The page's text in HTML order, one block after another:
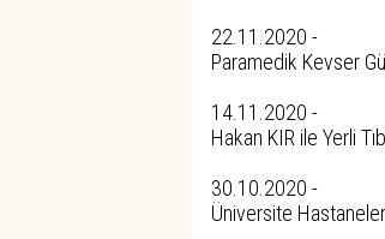
22.11.2020 -
Paramedik Kevser
14.11.2020 -
Hakan KIR ile Yerli
30.10.2020 -
Üniversite